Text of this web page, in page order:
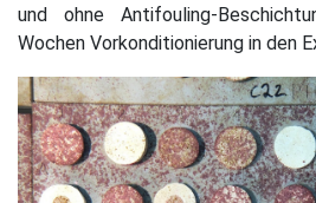
und ohne Antifouling-
Wochen Vorkonditionierung in den